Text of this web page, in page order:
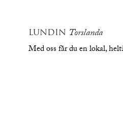
LUNDIN Torslanda
Med oss får du en lokal,